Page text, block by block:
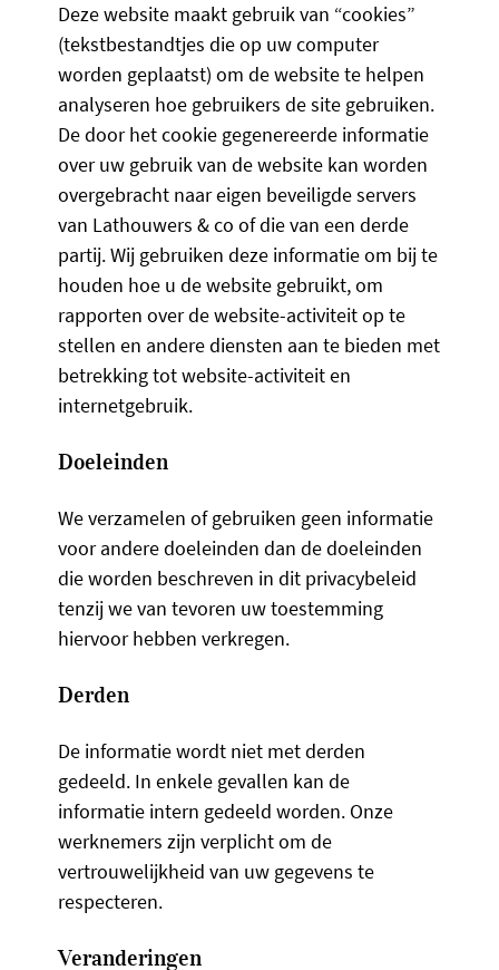
Deze website maakt gebruik van “cookies”
(tekstbestandtjes die op uw computer
worden geplaatst) om de website te helpen
analyseren hoe gebruikers de site gebruiken.
De door het cookie gegenereerde informatie
over uw gebruik van de website kan worden
overgebracht naar eigen beveiligde servers
van Lathouwers & co of die van een derde
partij. Wij gebruiken deze informatie om bij te
houden hoe u de website gebruikt, om
rapporten over de website-activiteit op te
stellen en andere diensten aan te bieden met
betrekking tot website-activiteit en
internetgebruik.
Doeleinden
We verzamelen of gebruiken geen informatie
voor andere doeleinden dan de doeleinden
die worden beschreven in dit privacybeleid
tenzij we van tevoren uw toestemming
hiervoor hebben verkregen.
Derden
De informatie wordt niet met derden
gedeeld. In enkele gevallen kan de
informatie intern gedeeld worden. Onze
werknemers zijn verplicht om de
vertrouwelijkheid van uw gegevens te
respecteren.
Veranderingen